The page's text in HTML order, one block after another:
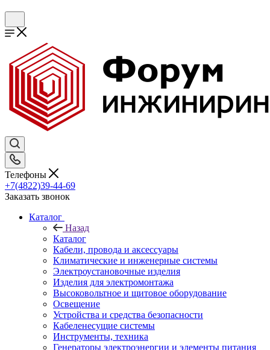
Телефоны
+7(4822)39-44-69
Заказать звонок
Каталог
Назад
Каталог
Кабели, провода и аксессуары
Климатические и инженерные системы
Электроустановочные изделия
Изделия для электромонтажа
Высоковольтное и щитовое оборудование
Освещение
Устройства и средства безопасности
Кабеленесущие системы
Инструменты, техника
Генераторы электроэнергии и элементы питания